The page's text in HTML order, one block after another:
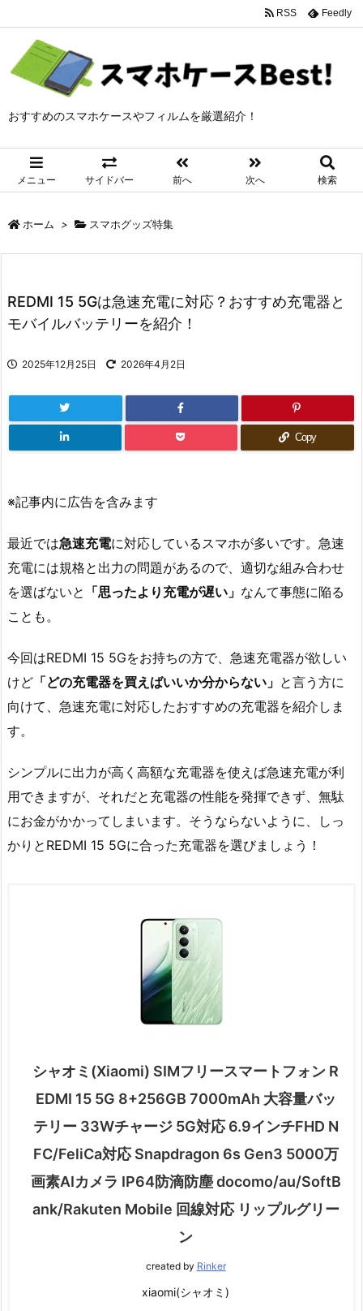
おすすめのスマホケースやフィルムを厳選紹介！
メニュー サイドバー 前へ 次へ 検索
RSS Feedly
ホーム > スマホグッズ特集
REDMI 15 5Gは急速充電に対応？おすすめ充電器と
モバイルバッテリーを紹介！
2025年12月25日 2026年4月2日
Copy
※記事内に広告を含みます
最近では急速充電に対応しているスマホが多いです。急速
充電には規格と出力の問題があるので、適切な組み合わせ
を選ばないと 「思ったより充電が遅い」 なんて事態に陥る
ことも。
今回はREDMI 15 5Gをお持ちの方で、急速充電器が欲しい
けど 「どの充電器を買えばいいか分からない」 と言う方に
向けて、急速充電に対応したおすすめの充電器を紹介しま
す。
シンプルに出力が高く高額な充電器を使えば急速充電が利
用できますが、それだと充電器の性能を発揮できず、無駄
にお金がかかってしまいます。そうならないように、しっ
かりとREDMI 15 5Gに合った充電器を選びましょう！
シャオミ(Xiaomi) SIMフリースマートフォン R
EDMI 15 5G 8+256GB 7000mAh 大容量バッ
テリー 33Wチャージ 5G対応 6.9インチFHD N
FC/FeliCa対応 Snapdragon 6s Gen3 5000万
画素AIカメラ IP64防滴防塵 docomo/au/SoftB
ank/Rakuten Mobile 回線対応 リップルグリー
ン
created by Rinker
xiaomi(シャオミ)